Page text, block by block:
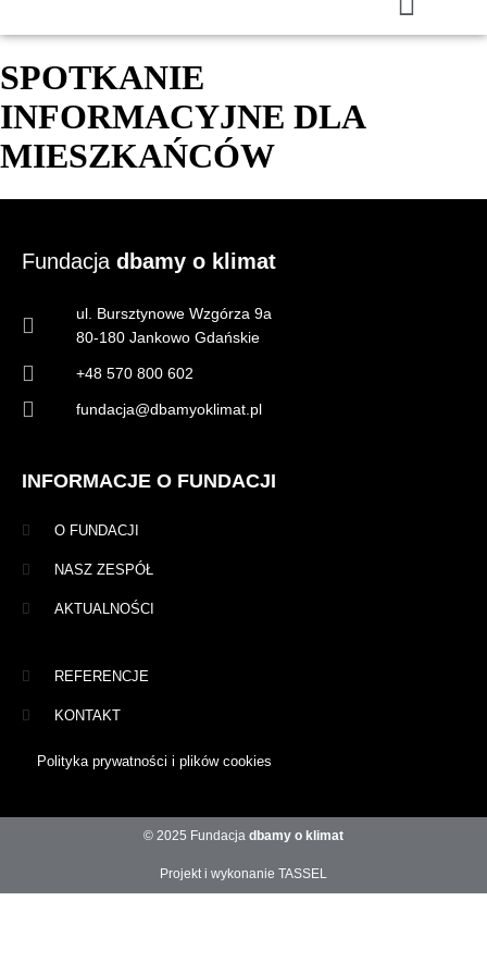
SPOTKANIE
INFORMACYJNE DLA
MIESZKAŃCÓW
Fundacja dbamy o klimat
ul. Bursztynowe Wzgórza 9a
80-180 Jankowo Gdańskie
+48 570 800 602
fundacja@dbamyoklimat.pl
INFORMACJE O FUNDACJI
O FUNDACJI
NASZ ZESPÓŁ
AKTUALNOŚCI
REFERENCJE
KONTAKT
Polityka prywatności i plików cookies
© 2025 Fundacja dbamy o klimat
Projekt i wykonanie TASSEL